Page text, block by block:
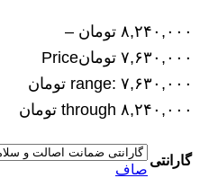
۸,۲۴۰,۰۰۰ تومان –
۷,۶۳۰,۰۰۰ تومانPrice
range: ۷,۶۳۰,۰۰۰ تومان
through ۸,۲۴۰,۰۰۰ تومان
گارانتی
صاف